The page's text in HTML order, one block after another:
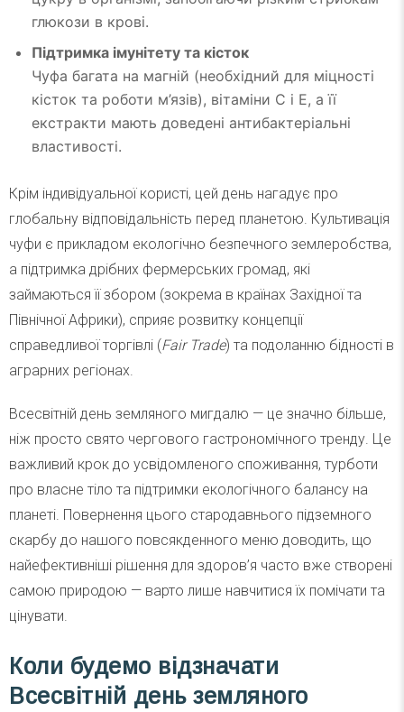
глюкози в крові.
Підтримка імунітету та кісток
Чуфа багата на магній (необхідний для міцності
кісток та роботи м’язів), вітаміни C і E, а її
екстракти мають доведені антибактеріальні
властивості.
Крім індивідуальної користі, цей день нагадує про
глобальну відповідальність перед планетою. Культивація
чуфи є прикладом екологічно безпечного землеробства,
а підтримка дрібних фермерських громад, які
займаються її збором (зокрема в країнах Західної та
Північної Африки), сприяє розвитку концепції
справедливої торгівлі (Fair Trade) та подоланню бідності в
аграрних регіонах.
Всесвітній день земляного мигдалю — це значно більше,
ніж просто свято чергового гастрономічного тренду. Це
важливий крок до усвідомленого споживання, турботи
про власне тіло та підтримки екологічного балансу на
планеті. Повернення цього стародавнього підземного
скарбу до нашого повсякденного меню доводить, що
найефективніші рішення для здоров’я часто вже створені
самою природою — варто лише навчитися їх помічати та
цінувати.
Коли будемо відзначати
Всесвітній день земляного